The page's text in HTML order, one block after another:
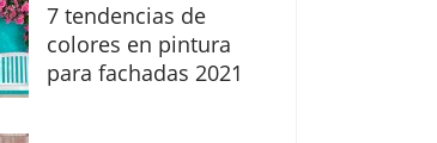
7 tendencias de
colores en pintura
para fachadas 2021